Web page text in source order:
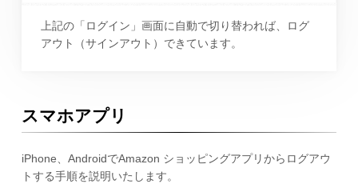
上記の「ログイン」画面に自動で切り替われば、ログ
アウト（サインアウト）できています。
スマホアプリ
iPhone、AndroidでAmazon ショッピングアプリからログアウ
トする手順を説明いたします。